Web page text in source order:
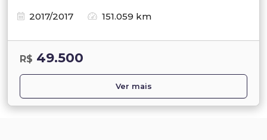
2017/2017
151.059 km
R$ 49.500
Ver mais